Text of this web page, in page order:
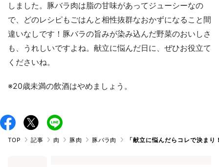
しました。豚バラ肉は脂の甘味があってジューシーなの
で、どのレシピもごはんと相性抜群なおかずになること間
違いなしです！豚バラの旨みが染み込んだ野菜のおいしさ
も、うれしいですよね。献立に悩んだ日に、ぜひお役立て
くださいね。
※20歳未満の飲酒はやめましょう。
TOP 記事 肉 豚肉 豚バラ肉 「献立に悩んだらコレで決ま